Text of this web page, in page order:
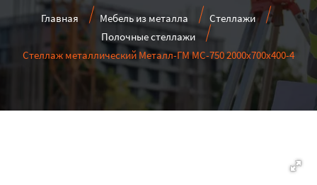
Главная Мебель из металла
Стеллажи
Полочные стеллажи
Стеллаж металлический Металл-ГМ МС-750 2000x700x400-4